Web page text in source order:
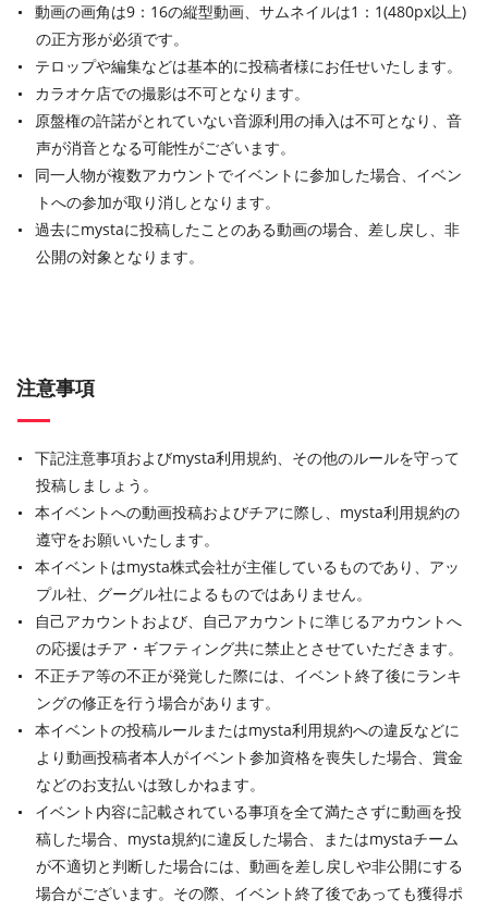
動画の画角は9：16の縦型動画、サムネイルは1：1(480px以上)
の正方形が必須です。
テロップや編集などは基本的に投稿者様にお任せいたします。
カラオケ店での撮影は不可となります。
原盤権の許諾がとれていない音源利用の挿入は不可となり、音
声が消音となる可能性がございます。
同一人物が複数アカウントでイベントに参加した場合、イベン
トへの参加が取り消しとなります。
過去にmystaに投稿したことのある動画の場合、差し戻し、非
公開の対象となります。
注意事項
下記注意事項およびmysta利用規約、その他のルールを守って
投稿しましょう。
本イベントへの動画投稿およびチアに際し、mysta利用規約の
遵守をお願いいたします。
本イベントはmysta株式会社が主催しているものであり、アッ
プル社、グーグル社によるものではありません。
自己アカウントおよび、自己アカウントに準じるアカウントへ
の応援はチア・ギフティング共に禁止とさせていただきます。
不正チア等の不正が発覚した際には、イベント終了後にランキ
ングの修正を行う場合があります。
本イベントの投稿ルールまたはmysta利用規約への違反などに
より動画投稿者本人がイベント参加資格を喪失した場合、賞金
などのお支払いは致しかねます。
イベント内容に記載されている事項を全て満たさずに動画を投
稿した場合、mysta規約に違反した場合、またはmystaチーム
が不適切と判断した場合には、動画を差し戻しや非公開にする
場合がございます。その際、イベント終了後であっても獲得ポ